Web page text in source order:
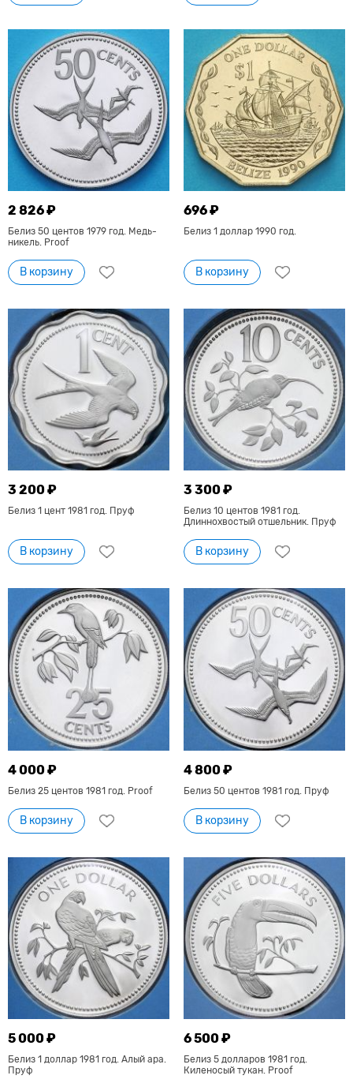
2 826 ₽
Белиз 50 центов 1979 год. Медь-
никель. Proof
В корзину
696 ₽
Белиз 1 доллар 1990 год.
В корзину
3 200 ₽
Белиз 1 цент 1981 год. Пруф
В корзину
3 300 ₽
Белиз 10 центов 1981 год.
Длиннохвостый отшельник. Пруф
В корзину
4 000 ₽
Белиз 25 центов 1981 год. Proof
В корзину
4 800 ₽
Белиз 50 центов 1981 год. Пруф
В корзину
5 000 ₽
Белиз 1 доллар 1981 год. Алый ара.
Пруф
6 500 ₽
Белиз 5 долларов 1981 год.
Киленосый тукан. Proof